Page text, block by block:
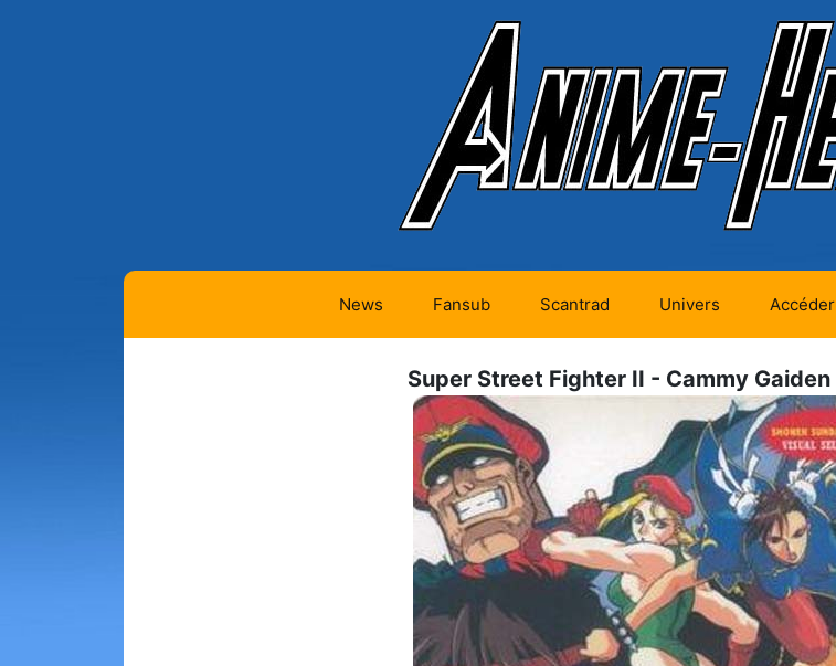
News Fansub
Animes en cours (1)
Animes terminés
(334)
Animes licenciés
(256)
Animes abandonnés
(13)
Tous les animes (604)
Scantrad
Mangas en cours
(Publics) (11)
Mangas terminés
(Privés) (132)
Mangas terminés
(Publics) (88)
Univers
Super Street Fighter II - Cammy